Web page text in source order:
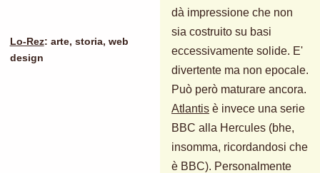
Lo-Rez: arte, storia, web
design
dà impressione che non
sia costruito su basi
eccessivamente solide. E'
divertente ma non epocale.
Può però maturare ancora.
Atlantis è invece una serie
BBC alla Hercules (bhe,
insomma, ricordandosi che
è BBC). Personalmente